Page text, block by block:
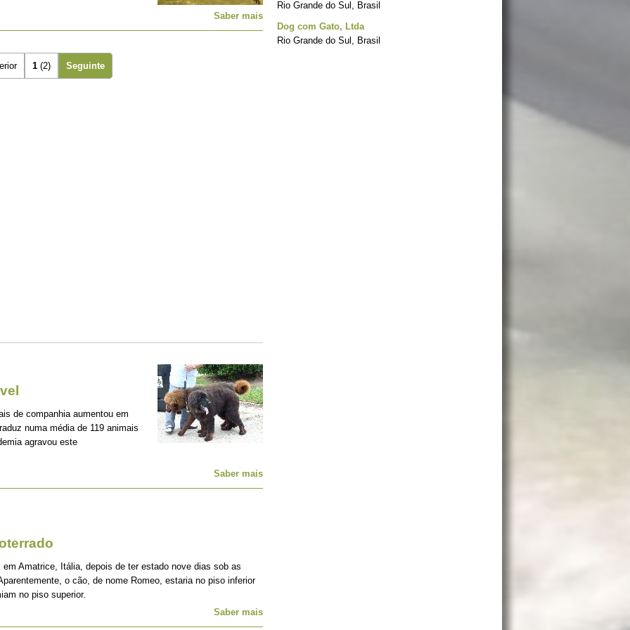
Saber mais
1 (2) Seguinte
de companhia aumentou em
numa média de 119 animais
agravou este
Saber mais
Amatrice, Itália, depois de ter estado nove dias sob as
o cão, de nome Romeo, estaria no piso inferior
no piso superior.
Saber mais
Rio Grande do Sul, Brasil
Dog com Gato, Ltda
Rio Grande do Sul, Brasil